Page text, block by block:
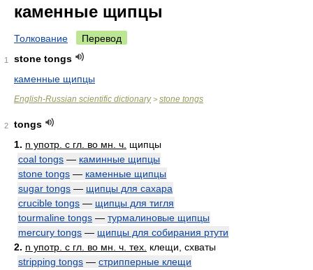
каменные щипцы
Толкование Перевод
1
stone tongs
каменные щипцы
English-Russian scientific dictionary> stone tongs
2
tongs
1. n употр. с гл. во мн. ч. щипцы
coal tongs — каминные щипцы
stone tongs — каменные щипцы
sugar tongs — щипцы для сахара
crucible tongs — щипцы для тигля
tourmaline tongs — турмалиновые щипцы
mercury tongs — щипцы для собирания ртути
2. n употр. с гл. во мн. ч. тех. клещи, схваты
stripping tongs — стрипперные клещи